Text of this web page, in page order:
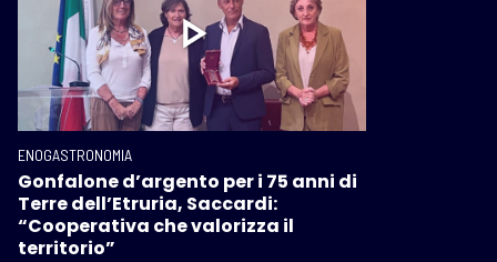
ENOGASTRONOMIA
Gonfalone d’argento per i 75 anni di
Terre dell’Etruria, Saccardi:
“Cooperativa che valorizza il
territorio”